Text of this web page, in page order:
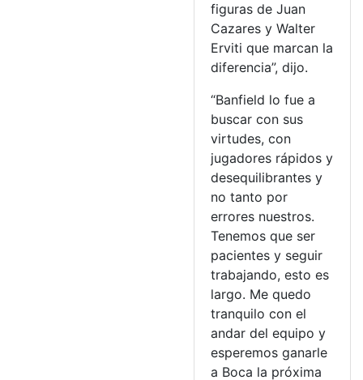
figuras de Juan
Cazares y Walter
Erviti que marcan la
diferencia”, dijo.
“Banfield lo fue a
buscar con sus
virtudes, con
jugadores rápidos y
desequilibrantes y
no tanto por
errores nuestros.
Tenemos que ser
pacientes y seguir
trabajando, esto es
largo. Me quedo
tranquilo con el
andar del equipo y
esperemos ganarle
a Boca la próxima